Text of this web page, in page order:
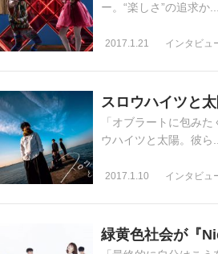
ー。“楽しさ”の追求か
2017.1.21 インタビ
スロウハイツと
「オブラートに包み
ウハイツと太陽。彼ら
2017.1.10 インタビ
緑黄色社会が『